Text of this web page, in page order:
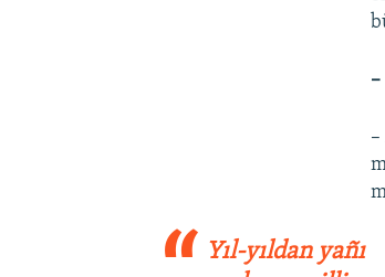
Yıl-yıldan yañı